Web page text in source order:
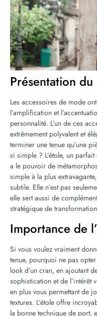
Présentation du
Les accessoires de mode
l’amplification et
personnalité. L’un de ces
extrêmement polyvalent et
terminer une tenue qu’une
si simple ? L’étole, un
a le pouvoir de
simple à la plus
subtile. Elle n’est pas
elle sert aussi de
stratégique de
Importance de
Si vous voulez vraiment
tenue, pourquoi ne pas
look d’un cran, en ajoutant
sophistication et de l’intérêt
en plus vous permettant de
textures. L’étole offre
la bonne technique de port,